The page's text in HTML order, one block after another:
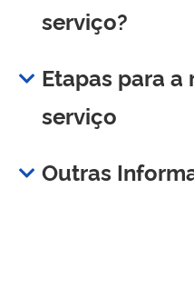
serviço?
Etapas para
serviço
Outras